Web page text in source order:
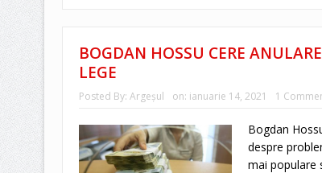
BOGDAN HOSSU CERE
LEGE
Posted By: Argeşul on: ianuarie 14, 2021 1
Bogdan
despre
mai populare